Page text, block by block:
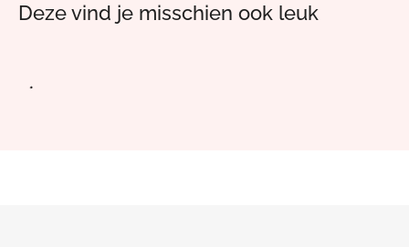
Deze vind je misschien ook leuk